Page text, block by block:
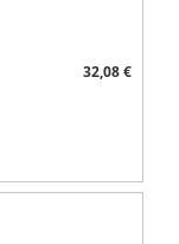
32,08 €